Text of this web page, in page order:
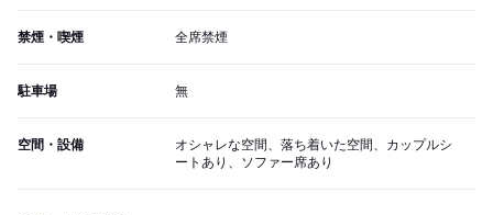
禁煙・喫煙 全席禁煙
駐車場 無
空間・設備
オシャレな空間、落ち着いた空間、カップルシ
ートあり、ソファー席あり